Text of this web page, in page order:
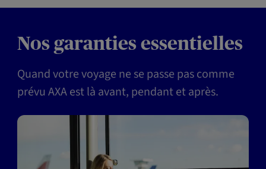
Nos garanties essentielles
Quand votre voyage ne se passe pas comme
prévu AXA est là avant, pendant et après.